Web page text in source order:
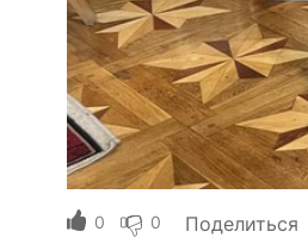
0 0 Поделиться